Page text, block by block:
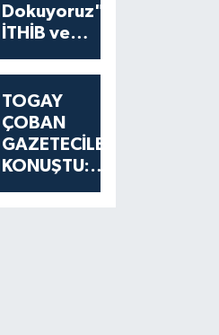
Dokuyoruz":
İTHİB ve
Tekstil
Eğitiminde
Dev İş Birliği
TOGAY
ÇOBAN
GAZETECİLERE
KONUŞTU: